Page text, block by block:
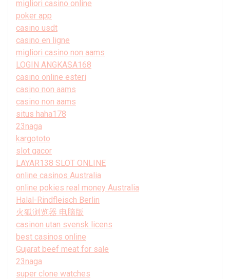
migliori casino online
poker app
casino usdt
casino en ligne
migliori casino non aams
LOGIN ANGKASA168
casino online esteri
casino non aams
casino non aams
situs haha178
23naga
kargototo
slot gacor
LAYAR138 SLOT ONLINE
online casinos Australia
online pokies real money Australia
Halal-Rindfleisch Berlin
火狐浏览器 电脑版
casinon utan svensk licens
best casinos online
Gujarat beef meat for sale
23naga
super clone watches